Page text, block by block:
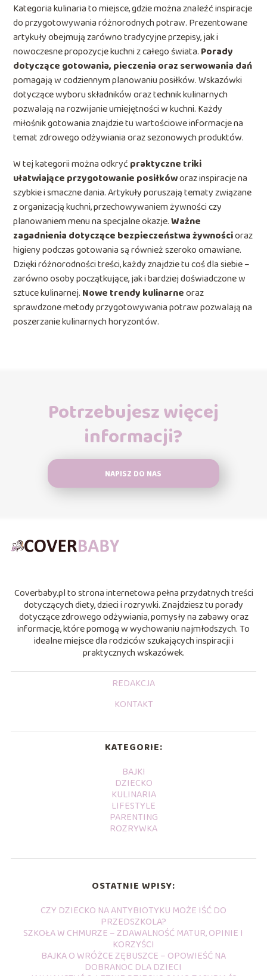
Kategoria kulinaria to miejsce, gdzie można znaleźć inspiracje
do przygotowywania różnorodnych potraw. Prezentowane
artykuły obejmują zarówno tradycyjne przepisy, jak i
nowoczesne propozycje kuchni z całego świata. Porady
dotyczące gotowania, pieczenia oraz serwowania dań
pomagają w codziennym planowaniu posiłków. Wskazówki
dotyczące wyboru składników oraz technik kulinarnych
pozwalają na rozwijanie umiejętności w kuchni. Każdy
miłośnik gotowania znajdzie tu wartościowe informacje na
temat zdrowego odżywiania oraz sezonowych produktów.
W tej kategorii można odkryć praktyczne triki
ułatwiające przygotowanie posiłkóworaz inspiracje na
szybkie i smaczne dania. Artykuły poruszają tematy związane
z organizacją kuchni, przechowywaniem żywności czy
planowaniem menu na specjalne okazje.Ważne
zagadnienia dotyczące bezpieczeństwa żywnościoraz
higieny podczas gotowania są również szeroko omawiane.
Dzięki różnorodności treści, każdy znajdzie tu coś dla siebie –
zarówno osoby początkujące, jak i bardziej doświadczone w
sztuce kulinarnej. Nowe trendy kulinarneoraz
sprawdzone metody przygotowywania potraw pozwalają na
poszerzanie kulinarnych horyzontów.
Potrzebujesz więcej
informacji?
NAPISZ DO NAS
Coverbaby.pl to strona internetowa pełna przydatnych treści
dotyczących diety, dzieci i rozrywki. Znajdziesz tu porady
dotyczące zdrowego odżywiania, pomysły na zabawy oraz
informacje, które pomogą w wychowaniu najmłodszych. To
idealne miejsce dla rodziców szukających inspiracji i
praktycznych wskazówek.
REDAKCJA
KONTAKT
KATEGORIE:
BAJKI
DZIECKO
KULINARIA
LIFESTYLE
PARENTING
ROZRYWKA
OSTATNIE WPISY:
CZY DZIECKO NA ANTYBIOTYKU MOŻE IŚĆ DO
PRZEDSZKOLA?
SZKOŁA W CHMURZE – ZDAWALNOŚĆ MATUR, OPINIE I
KORZYŚCI
BAJKA O WRÓŻCE ZĘBUSZCE – OPOWIEŚĆ NA
DOBRANOC DLA DZIECI